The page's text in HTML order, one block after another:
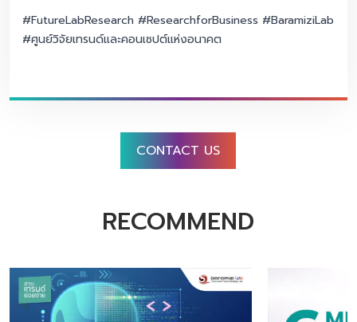
#FutureLabResearch #ResearchforBusiness #BaramiziLab
#ศูนย์วิจัยเทรนด์และคอนเซปต์แห่งอนาคต
CONTACT US
RECOMMEND